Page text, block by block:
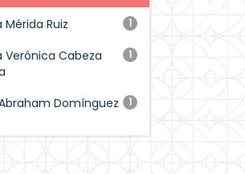
1
Mérida Ruiz
1
Verónica Cabeza
1
Domínguez